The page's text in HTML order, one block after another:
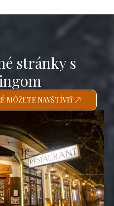
stránky s
MÔŽETE NAVŠTÍVIŤ